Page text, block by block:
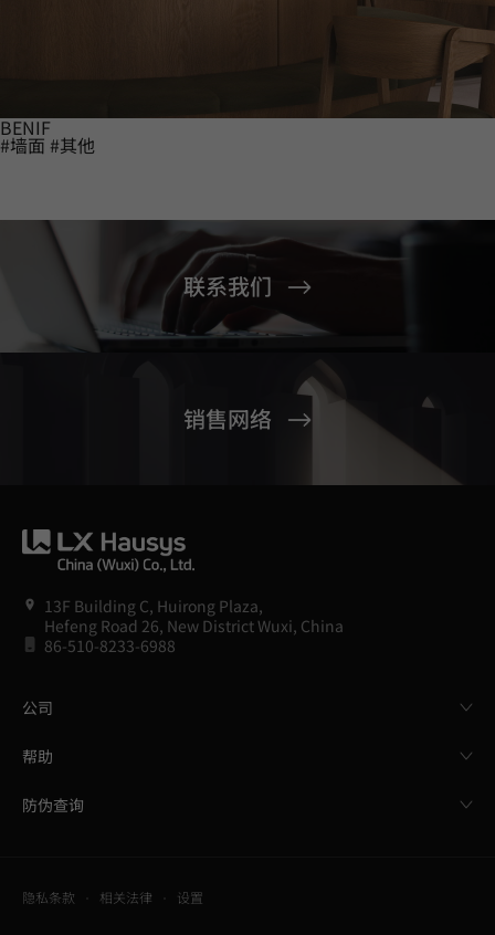
BENIF
#墙面 #其他
联系我们
销售网络
13F Building C, Huirong Plaza,
Hefeng Road 26, New District Wuxi, China
86-510-8233-6988
公司
帮助
防伪查询
隐私条款 相关法律 设置